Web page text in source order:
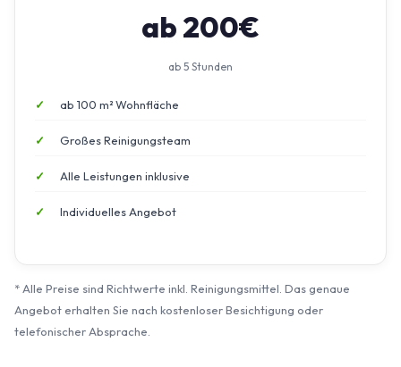
ab 200€
ab 5 Stunden
ab 100 m² Wohnfläche
Großes Reinigungsteam
Alle Leistungen inklusive
Individuelles Angebot
* Alle Preise sind Richtwerte inkl. Reinigungsmittel. Das genaue
Angebot erhalten Sie nach kostenloser Besichtigung oder
telefonischer Absprache.